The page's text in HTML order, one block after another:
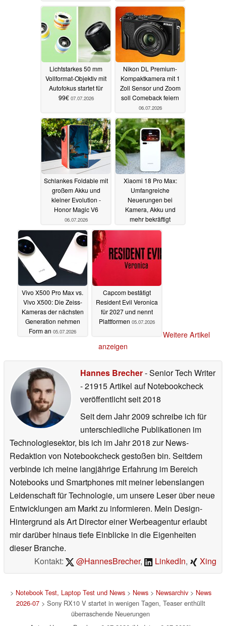
Lichtstarkes 50 mm
Vollformat-Objektiv mit
Autofokus startet für
99€ 07.07.2026
Nikon DL Premium-
Kompaktkamera mit 1
Zoll Sensor und Zoom
soll Comeback feiern
06.07.2026
Schlankes Foldable mit
großem Akku und
kleiner Evolution -
Honor Magic V6
06.07.2026
Xiaomi 18 Pro Max:
Umfangreiche
Neuerungen bei
Kamera, Akku und
mehr bekräftigt
06.07.2026
Vivo X500 Pro Max vs.
Vivo X500: Die Zeiss-
Kameras der nächsten
Generation nehmen
Form an 05.07.2026
Capcom bestätigt
Resident Evil Veronica
für 2027 und nennt
Plattformen 05.07.2026
Weitere Artikel
anzeigen
Hannes Brecher- Senior Tech Writer
- 21915 Artikel auf Notebookcheck
veröffentlichtseit 2018
Seit dem Jahr 2009 schreibe ich für
unterschiedliche Publikationen im
Technologiesektor, bis ich im Jahr 2018 zur News-
Redaktion von Notebookcheck gestoßen bin. Seitdem
verbinde ich meine langjährige Erfahrung im Bereich
Notebooks und Smartphones mit meiner lebenslangen
Leidenschaft für Technologie, um unsere Leser über neue
Entwicklungen am Markt zu informieren. Mein Design-
Hintergrund als Art Director einer Werbeagentur erlaubt
mir darüber hinaus tiefe Einblicke in die Eigenheiten
dieser Branche.
Kontakt:
@HannesBrecher, LinkedIn, Xing
> Notebook Test, Laptop Test und News> News> Newsarchiv> News
2026-07> Sony RX10 V startet in wenigen Tagen, Teaser enthüllt
überraschende Neuerungen